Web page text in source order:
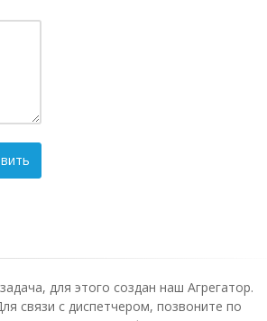
для этого создан наш Агрегатор.
связи с диспетчером, позвоните по